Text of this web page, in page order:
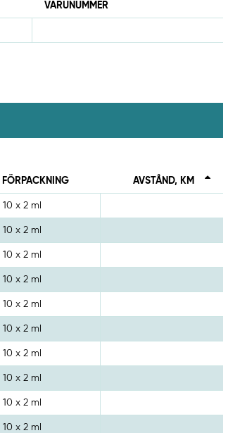
VARUNUMMER
FÖRPACKNING AVSTÅND, KM
10 x 2 ml
10 x 2 ml
10 x 2 ml
10 x 2 ml
10 x 2 ml
10 x 2 ml
10 x 2 ml
10 x 2 ml
10 x 2 ml
10 x 2 ml